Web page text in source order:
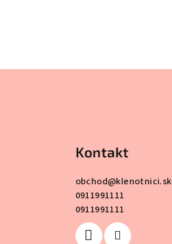
Kontakt
obchod@klenotnici.sk
0911991111
0911991111